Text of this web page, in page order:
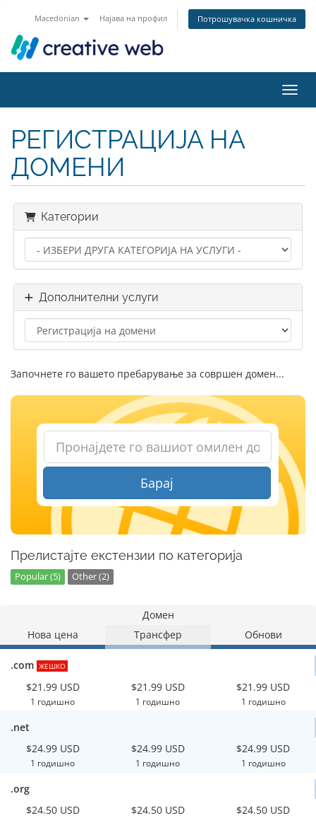
Macedonian Најава на профил Потрошувачка кошничка
РЕГИСТРАЦИЈА НА
ДОМЕНИ
Категории
Дополнителни услуги
Започнете го вашето пребарување за совршен домен...
Барај
Прелистајте екстензии по категорија
Popular (5) Other (2)
Домен
Нова цена
Трансфер Обнови
.com ЖЕШКО
$21.99 USD
1 годишно
$21.99 USD
1 годишно
$21.99 USD
1 годишно
.net
$24.99 USD
1 годишно
$24.99 USD
1 годишно
$24.99 USD
1 годишно
.org
$24.50 USD
$24.50 USD $24.50 USD